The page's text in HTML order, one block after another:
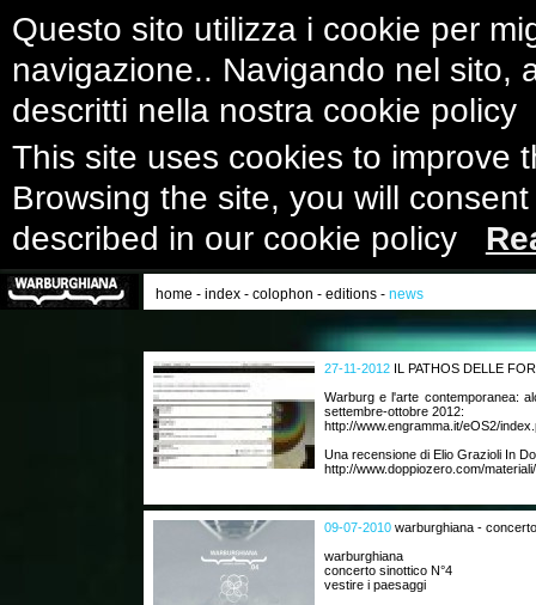
Questo sito utilizza i cookie per
navigazione.. Navigando nel sito,
descritti nella nostra cookie
This site uses cookies to improve
Browsing the site, you will
described in our cookie policy
home - index - colophon - editions - news
27-11-2012 IL PATHOS DELLE
Warburg e l'arte contemporanea:
settembre-ottobre 2012:
http://www.engramma.it/eOS2/
Una recensione di Elio Grazioli In
http://www.doppiozero.com/
09-07-2010 warburghiana -
warburghiana
concerto sinottico N°4
vestire i paesaggi